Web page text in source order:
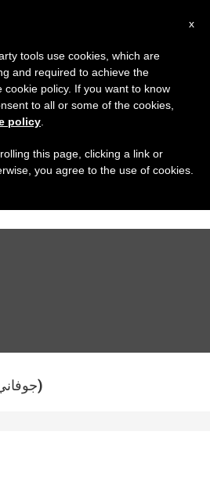
13th, 2012
(جوفاني ماتزيلو، لاهوتي إيطالي)
x
tools use cookies, which are
and required to achieve the
cookie policy. If you want to know
to all or some of the cookies,
policy
this page, clicking a link or
you agree to the use of cookies.